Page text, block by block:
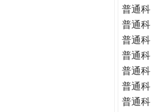
普通科
普通科
普通科
普通科
普通科
普通科
普通科